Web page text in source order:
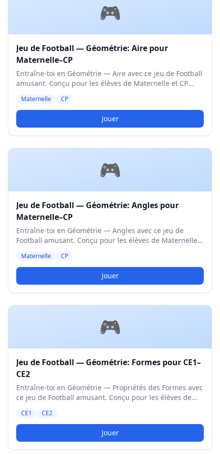
🎮
Jeu de Football — Géométrie: Aire pour
Maternelle–CP
Entraîne-toi en Géométrie — Aire avec ce jeu de Football
amusant. Conçu pour les élèves de Maternelle et CP.
Maternelle CP
Jouer
🎮
Jeu de Football — Géométrie: Angles pour
Maternelle–CP
Entraîne-toi en Géométrie — Angles avec ce jeu de
Football amusant. Conçu pour les élèves de Maternelle
Maternelle CP
Jouer
🎮
Jeu de Football — Géométrie: Formes pour CE1–
CE2
Entraîne-toi en Géométrie — Propriétés des Formes avec
ce jeu de Football amusant. Conçu pour les élèves de
CE1 CE2
Jouer